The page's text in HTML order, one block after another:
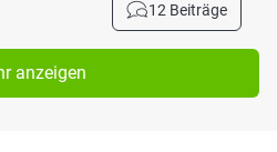
12 Beiträge
anzeigen